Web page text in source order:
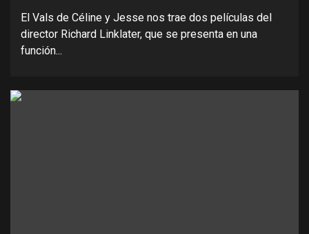
El Vals de Céline y Jesse nos trae dos películas del
director Richard Linklater, que se presenta en una
función...